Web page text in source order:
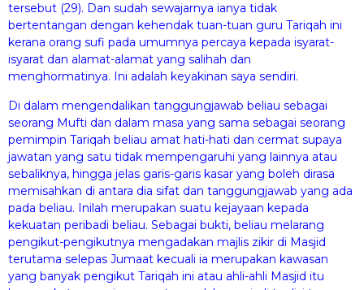
tersebut (29). Dan sudah sewajarnya ianya tidak
bertentangan dengan kehendak tuan-tuan guru Tariqah ini
kerana orang sufi pada umumnya percaya kepada isyarat-
isyarat dan alamat-alamat yang salihah dan
menghormatinya. Ini adalah keyakinan saya sendiri.
Di dalam mengendalikan tanggungjawab beliau sebagai
seorang Mufti dan dalam masa yang sama sebagai seorang
pemimpin Tariqah beliau amat hati-hati dan cermat supaya
jawatan yang satu tidak mempengaruhi yang lainnya atau
sebaliknya, hingga jelas garis-garis kasar yang boleh dirasa
memisahkan di antara dia sifat dan tanggungjawab yang ada
pada beliau. Inilah merupakan suatu kejayaan kepada
kekuatan peribadi beliau. Sebagai bukti, beliau melarang
pengikut-pengikutnya mengadakan majlis zikir di Masjid
terutama selepas Jumaat kecuali ia merupakan kawasan
yang banyak pengikut Tariqah ini atau ahli-ahli Masjid itu